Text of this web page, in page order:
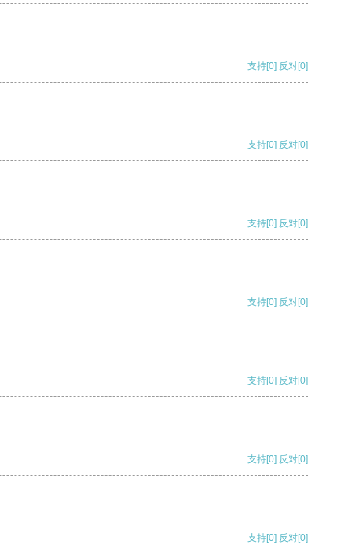
支持[0] 反对[0]
支持[0] 反对[0]
支持[0] 反对[0]
支持[0] 反对[0]
支持[0] 反对[0]
支持[0] 反对[0]
支持[0] 反对[0]